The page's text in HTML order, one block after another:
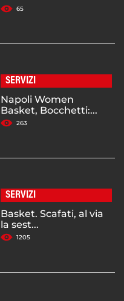
65
SERVIZI
Napoli Women
Basket, Bocchetti:...
263
SERVIZI
Basket. Scafati, al via
la sest...
1205